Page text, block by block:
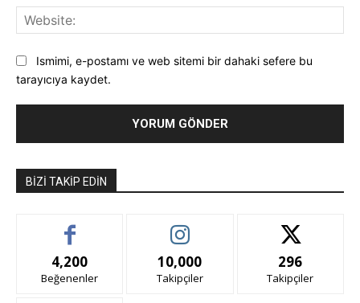
Ismimi, e-postamı ve web sitemi bir dahaki sefere bu
tarayıcıya kaydet.
BIZI TAKIP EDIN
4,200
Beğenenler
10,000
Takipçiler
296
Takipçiler